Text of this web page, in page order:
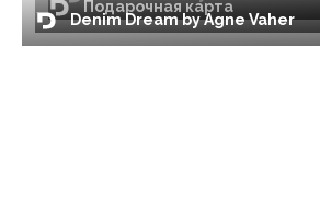
Denim Dream by Agne Vaher
Подарочная карта